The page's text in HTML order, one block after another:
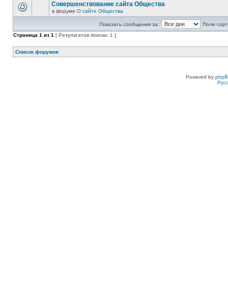
Совершенствование сайта Общества
в форуме О сайте Общества
Показать сообщения за:
Поле
Страница 1 из 1 [ Результатов поиска: 1 ]
Список форумов
Powered by